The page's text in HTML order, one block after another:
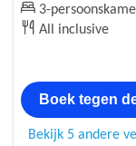
3-
All inclusive
Boek tegen
Bekijk 5 andere